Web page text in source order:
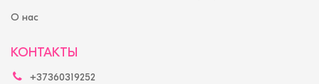
О нас
КОНТАКТЫ
+37360319252